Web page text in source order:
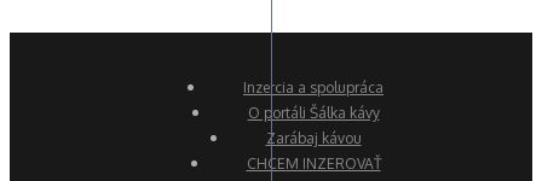
Inzercia a spolupráca
O portáli Šálka kávy
Zarábaj kávou
CHCEM INZEROVAŤ